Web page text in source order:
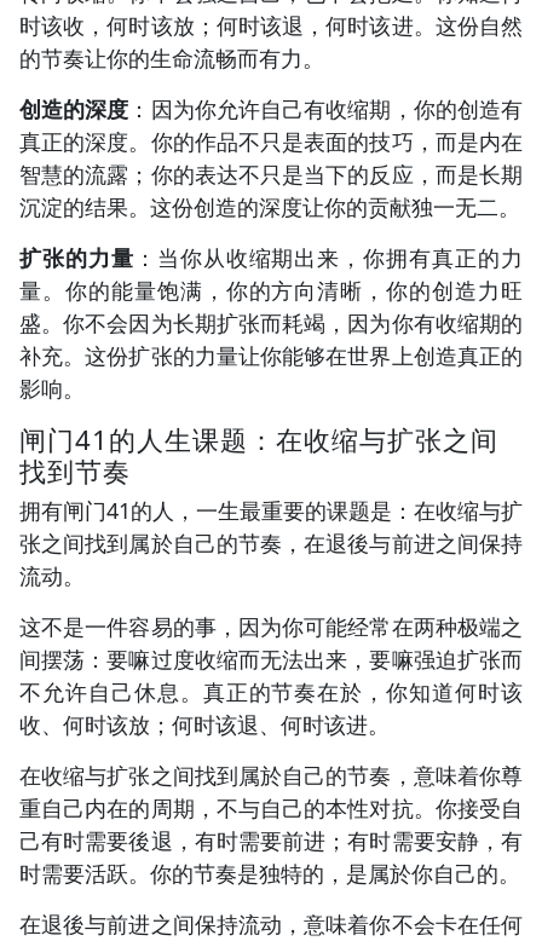
时该收，何时该放；何时该退，何时该进。这份自然
的节奏让你的生命流畅而有力。
创造的深度 ：因为你允许自己有收缩期，你的创造有
真正的深度。你的作品不只是表面的技巧，而是内在
智慧的流露；你的表达不只是当下的反应，而是长期
沉淀的结果。这份创造的深度让你的贡献独一无二。
扩张的力量 ：当你从收缩期出来，你拥有真正的力
量。你的能量饱满，你的方向清晰，你的创造力旺
盛。你不会因为长期扩张而耗竭，因为你有收缩期的
补充。这份扩张的力量让你能够在世界上创造真正的
影响。
闸门41的人生课题：在收缩与扩张之间
找到节奏
拥有闸门41的人，一生最重要的课题是：在收缩与扩
张之间找到属於自己的节奏，在退後与前进之间保持
流动。
这不是一件容易的事，因为你可能经常在两种极端之
间摆荡：要嘛过度收缩而无法出来，要嘛强迫扩张而
不允许自己休息。真正的节奏在於，你知道何时该
收、何时该放；何时该退、何时该进。
在收缩与扩张之间找到属於自己的节奏，意味着你尊
重自己内在的周期，不与自己的本性对抗。你接受自
己有时需要後退，有时需要前进；有时需要安静，有
时需要活跃。你的节奏是独特的，是属於你自己的。
在退後与前进之间保持流动，意味着你不会卡在任何